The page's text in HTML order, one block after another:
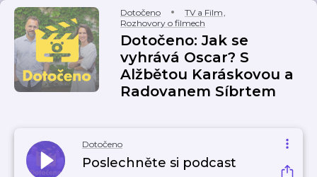
Dotočeno TV a Film,
Rozhovory o filmech
Dotočeno: Jak se
vyhrává Oscar? S
Alžbětou Karáskovou a
Radovanem Síbrtem
Dotočeno
Poslechněte si podcast